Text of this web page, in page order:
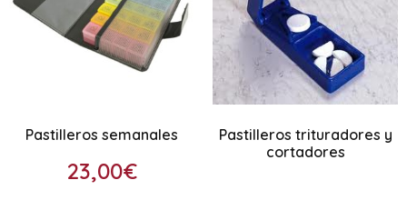
Pastilleros semanales
23,00€
Pastilleros trituradores y
cortadores